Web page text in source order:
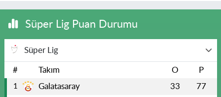
Süper Lig Puan Durumu
Süper Lig
# Takım O P
1 Galatasaray 33 77